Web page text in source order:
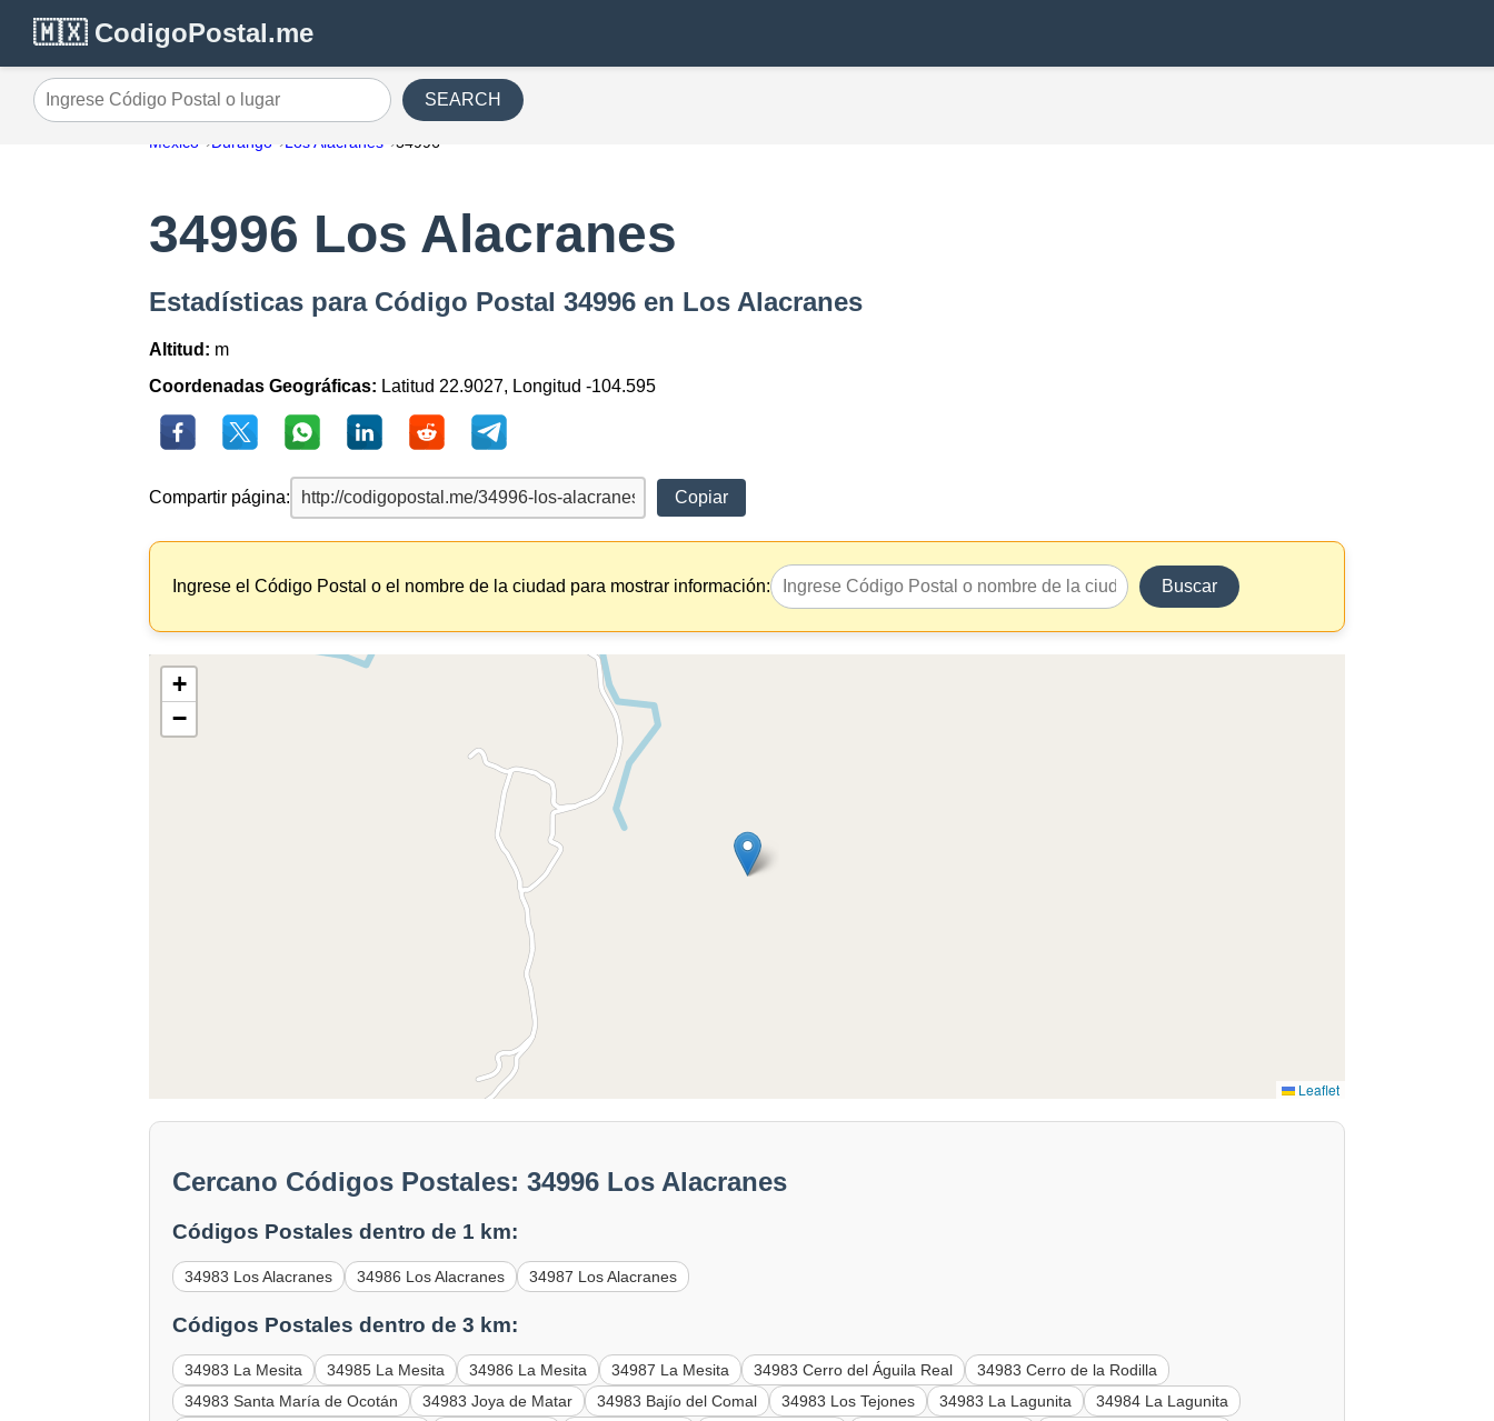
🇲🇽 CodigoPostal.me
Ingrese Código Postal o lugar SEARCH
México Durango Los Alacranes 34996
34996 Los Alacranes
Estadísticas para Código Postal 34996 en Los Alacranes
Altitud: m
Coordenadas Geográficas: Latitud 22.9027, Longitud -104.595
Compartir página: Copiar
Ingrese el Código Postal o el nombre de la ciudad para mostrar información: Buscar
+
−
Leaflet
Cercano Códigos Postales: 34996 Los Alacranes
Códigos Postales dentro de 1 km:
34983 Los Alacranes 34986 Los Alacranes 34987 Los Alacranes
Códigos Postales dentro de 3 km:
34983 La Mesita 34985 La Mesita 34986 La Mesita 34987 La Mesita 34983 Cerro del Águila Real
34983 Cerro de la Rodilla
34983 Santa María de Ocotán
34983 Joya de Matar 34983 Bajío del Comal 34983 Los Tejones 34983 La Lagunita
34984 La Lagunita